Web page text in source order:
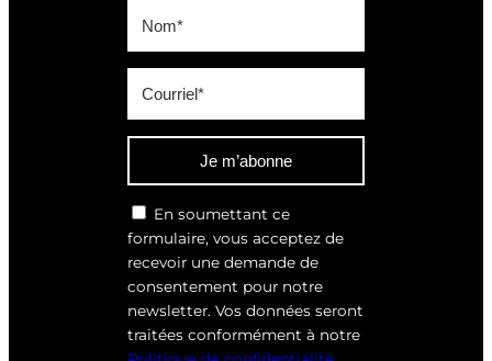
Je m’abonne
En soumettant ce
formulaire, vous acceptez de
recevoir une demande de
consentement pour notre
newsletter. Vos données seront
traitées conformément à notre